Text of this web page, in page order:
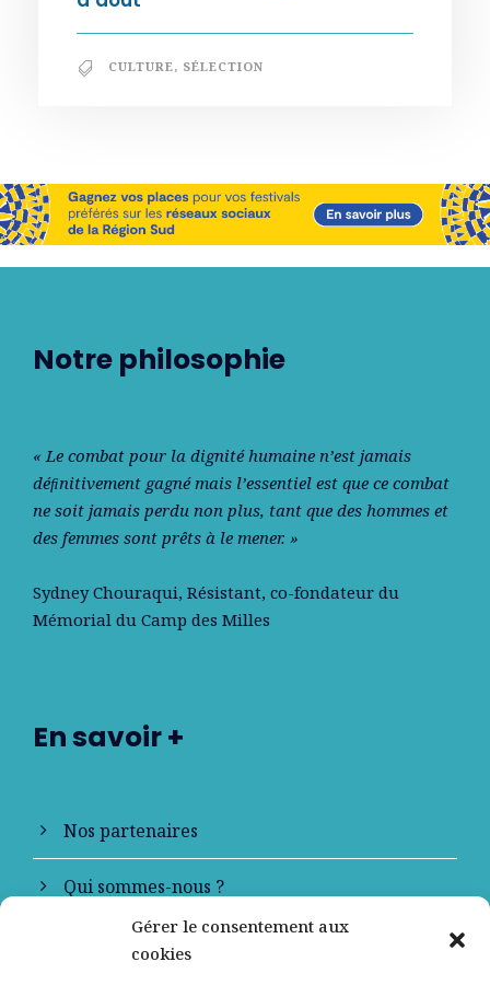
Gérer le consentement aux
cookies
CULTURE, SÉLECTION
Notre philosophie
« Le combat pour la dignité humaine n’est jamais
déﬁnitivement gagné mais l’essentiel est que ce combat
ne soit jamais perdu non plus, tant que des hommes et
des femmes sont prêts à le mener. »
Sydney Chouraqui, Résistant, co-fondateur du
Mémorial du Camp des Milles
En savoir +
Nos partenaires
Qui sommes-nous ?
Contactez-nous